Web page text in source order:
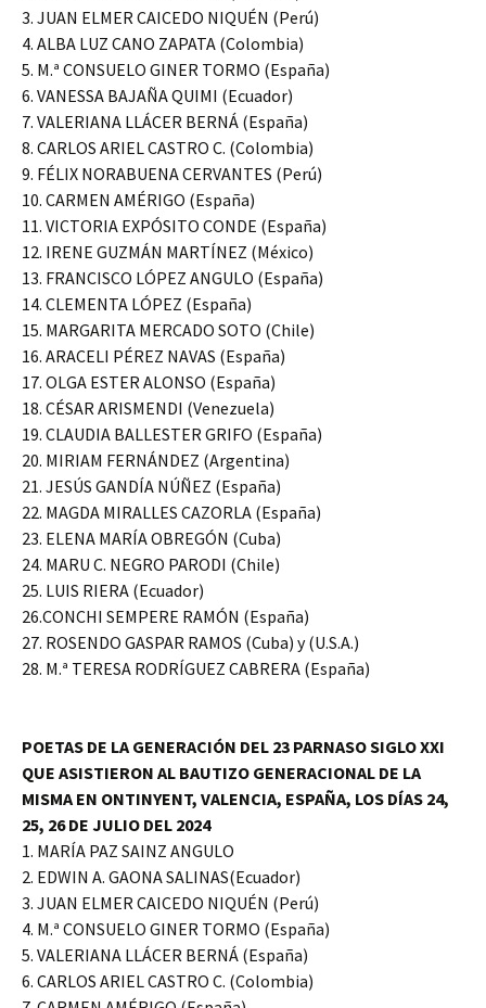
3. JUAN ELMER CAICEDO NIQUÉN (Perú)
4. ALBA LUZ CANO ZAPATA (Colombia)
5. M.ª CONSUELO GINER TORMO (España)
6. VANESSA BAJAÑA QUIMI (Ecuador)
7. VALERIANA LLÁCER BERNÁ (España)
8. CARLOS ARIEL CASTRO C. (Colombia)
9. FÉLIX NORABUENA CERVANTES (Perú)
10. CARMEN AMÉRIGO (España)
11. VICTORIA EXPÓSITO CONDE (España)
12. IRENE GUZMÁN MARTÍNEZ (México)
13. FRANCISCO LÓPEZ ANGULO (España)
14. CLEMENTA LÓPEZ (España)
15. MARGARITA MERCADO SOTO (Chile)
16. ARACELI PÉREZ NAVAS (España)
17. OLGA ESTER ALONSO (España)
18. CÉSAR ARISMENDI (Venezuela)
19. CLAUDIA BALLESTER GRIFO (España)
20. MIRIAM FERNÁNDEZ (Argentina)
21. JESÚS GANDÍA NÚÑEZ (España)
22. MAGDA MIRALLES CAZORLA (España)
23. ELENA MARÍA OBREGÓN (Cuba)
24. MARU C. NEGRO PARODI (Chile)
25. LUIS RIERA (Ecuador)
26.CONCHI SEMPERE RAMÓN (España)
27. ROSENDO GASPAR RAMOS (Cuba) y (U.S.A.)
28. M.ª TERESA RODRÍGUEZ CABRERA (España)
POETAS DE LA GENERACIÓN DEL 23 PARNASO SIGLO XXI
QUE ASISTIERON AL BAUTIZO GENERACIONAL DE LA
MISMA EN ONTINYENT, VALENCIA, ESPAÑA, LOS DÍAS 24,
25, 26 DE JULIO DEL 2024
1. MARÍA PAZ SAINZ ANGULO
2. EDWIN A. GAONA SALINAS(Ecuador)
3. JUAN ELMER CAICEDO NIQUÉN (Perú)
4. M.ª CONSUELO GINER TORMO (España)
5. VALERIANA LLÁCER BERNÁ (España)
6. CARLOS ARIEL CASTRO C. (Colombia)